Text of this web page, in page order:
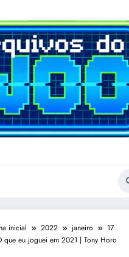
inicial 2022 janeiro
17
que eu joguei em 2021 | Tony Horo